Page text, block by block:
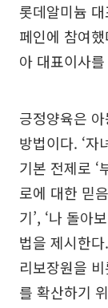
롯데알미늄
페인에 참여
아 대표이사
긍정양육은
방법이다. ‘자
기본 전제로 ‘
로에 대한 믿
기’, ‘나 돌아
법을 제시한
리보장원을
를 확산하기